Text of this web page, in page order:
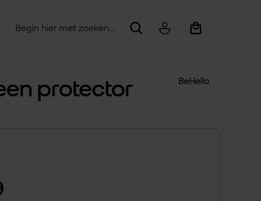
Winkelwagentje
protector BeHello